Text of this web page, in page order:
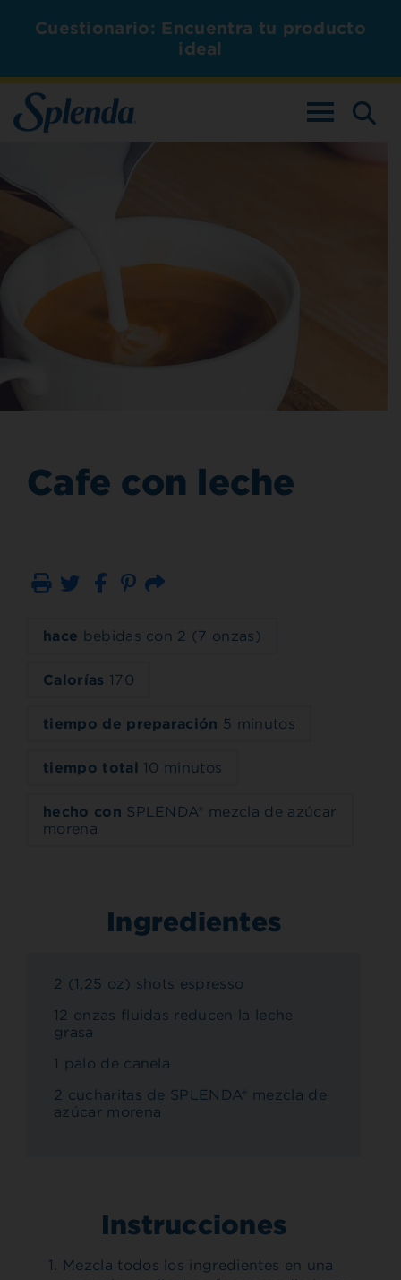
Cuestionario: Encuentra tu producto
ideal
ALTERNAR
Cafe con leche
Imprimir Correo electrónico
hace bebidas con 2 (7 onzas)
Calorías 170
tiempo de preparación 5 minutos
tiempo total 10 minutos
hecho con SPLENDA® mezcla de azúcar
morena
Ingredientes
2 (1,25 oz) shots espresso
12 onzas fluidas reducen la leche
grasa
1 palo de canela
2 cucharitas de SPLENDA® mezcla de
azúcar morena
Instrucciones
Mezcla todos los ingredientes en una